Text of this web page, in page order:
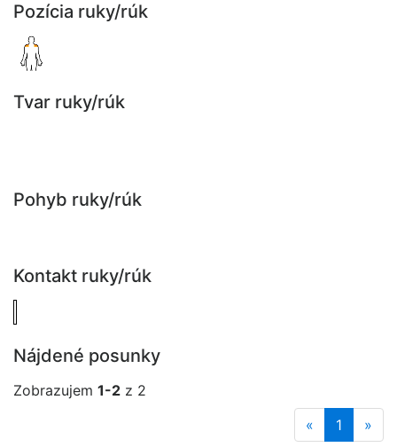
Pozícia ruky/rúk
Tvar ruky/rúk
Pohyb ruky/rúk
Kontakt ruky/rúk
Nájdené posunky
Zobrazujem 1-2 z 2
«
1 »